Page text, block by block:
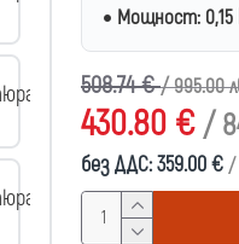
430.80 € /
508.74 €/ 995.00
без ДДС: 359.00 € /
Мощност: